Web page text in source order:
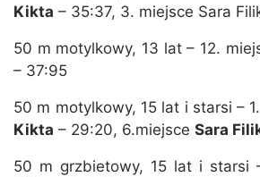
Kikta – 35:37, 3. miejsce Sara
50 m motylkowy, 13 lat – 12.
– 37:95
50 m motylkowy, 15 lat i starsi –
Kikta – 29:20, 6.miejsce Sara
50 m grzbietowy, 15 lat i starsi